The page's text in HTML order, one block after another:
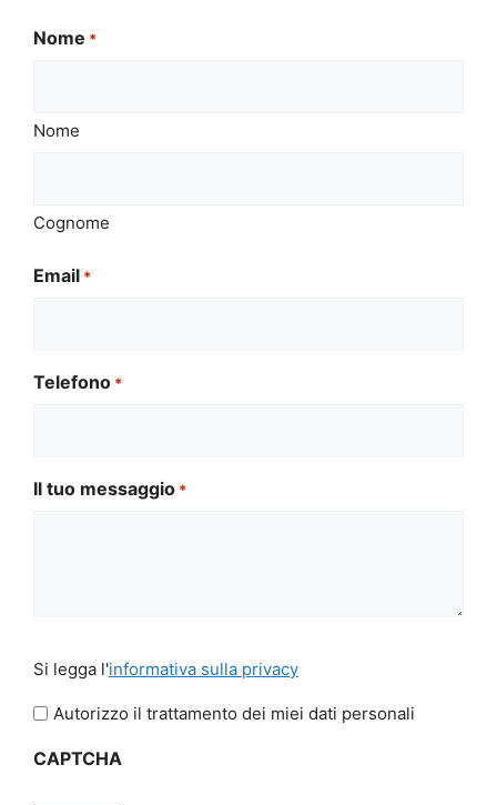
Nome *
Nome
Cognome
Email *
Telefono *
Il tuo messaggio *
legga
l'informativa
privacy
Si legga l'informativa sulla privacy
Autorizzo il trattamento dei miei dati personali
CAPTCHA